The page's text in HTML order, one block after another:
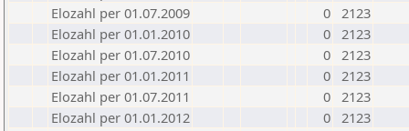
Elozahl per 01.07.2009
0 2123
Elozahl per 01.01.2010
0 2123
Elozahl per 01.07.2010
0 2123
Elozahl per 01.01.2011
0 2123
Elozahl per 01.07.2011
0 2123
Elozahl per 01.01.2012
0 2123